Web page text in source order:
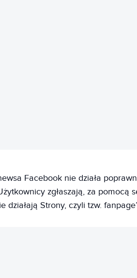
Facebook nie działa
zgłaszają, za pomocą
działają Strony, czyli tzw.